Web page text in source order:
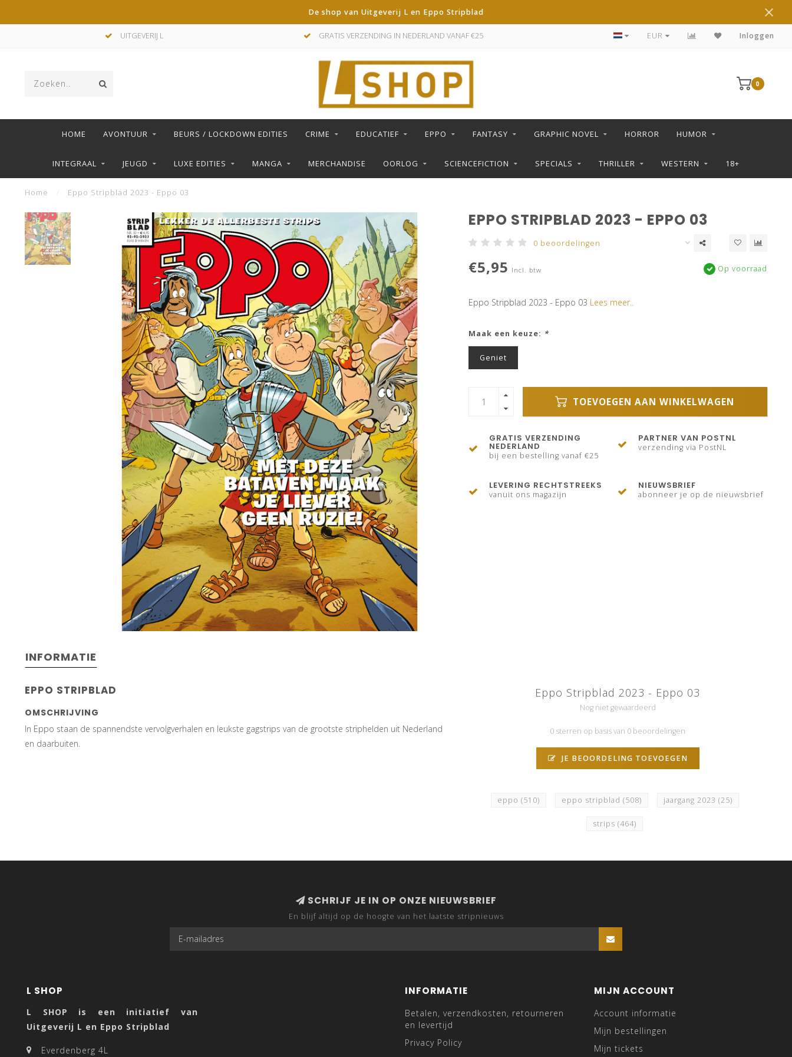
De shop van Uitgeverij L en Eppo Stripblad
UITGEVERIJ L GRATIS VERZENDING IN NEDERLAND VANAF €25 DE LEUKSTE STRIPS KOOP JE IN DE L SHOP
EUR Inloggen
0
HOME AVONTUUR BEURS / LOCKDOWN EDITIES CRIME EDUCATIEF EPPO FANTASY GRAPHIC NOVEL HORROR HUMOR
INTEGRAAL JEUGD LUXE EDITIES MANGA MERCHANDISE OORLOG SCIENCEFICTION SPECIALS THRILLER WESTERN 18+
Home Eppo Stripblad 2023 - Eppo 03
EPPO STRIPBLAD 2023 - EPPO 03
0 beoordelingen
€5,95 Incl. btw Op voorraad
Eppo Stripblad 2023 - Eppo 03 Lees meer..
Maak een keuze: *
Geniet
TOEVOEGEN AAN WINKELWAGEN
GRATIS VERZENDING
NEDERLAND
bij een bestelling vanaf €25
PARTNER VAN POSTNL
verzending via PostNL
LEVERING RECHTSTREEKS
vanuit ons magazijn
NIEUWSBRIEF
abonneer je op de nieuwsbrief
INFORMATIE
EPPO STRIPBLAD
OMSCHRIJVING
In Eppo staan de spannendste vervolgverhalen en leukste gagstrips van de grootste striphelden uit Nederland
en daarbuiten.
Eppo Stripblad 2023 - Eppo 03
Nog niet gewaardeerd
0 sterren op basis van 0 beoordelingen
JE BEOORDELING TOEVOEGEN
eppo (510) eppo stripblad (508) jaargang 2023 (25)
strips(464)
SCHRIJF JE IN OP ONZE NIEUWSBRIEF
En blijf altijd op de hoogte van het laatste stripnieuws
L SHOP
L SHOP is een initiatief van
Uitgeverij L en Eppo Stripblad
Everdenberg 4L
INFORMATIE
Betalen, verzendkosten, retourneren
en levertijd
Privacy Policy
MIJN ACCOUNT
Account informatie
Mijn bestellingen
Mijn tickets